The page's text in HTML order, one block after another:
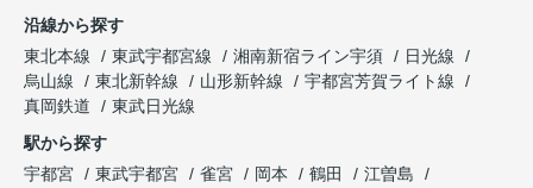
沿線から探す
東北本線
東武宇都宮線 湘南新宿ライン宇須
日光線
烏山線
東北新幹線 山形新幹線
宇都宮芳賀ライト線
真岡鉄道
東武日光線
駅から探す
宇都宮
東武宇都宮 雀宮 岡本 鶴田
江曽島